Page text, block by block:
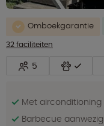
Omboekgarantie
32 faciliteiten
5
Met airconditioning
Barbecue aanwezig